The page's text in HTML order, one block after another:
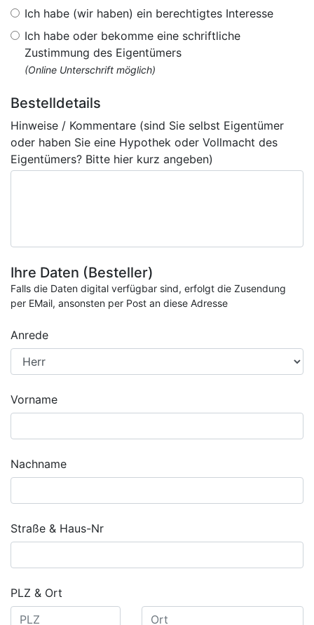
Ich habe (wir haben) ein berechtigtes Interesse
Ich habe oder bekomme eine schriftliche
Zustimmung des Eigentümers
(Online Unterschrift möglich)
Bestelldetails
Hinweise / Kommentare (sind Sie selbst Eigentümer
oder haben Sie eine Hypothek oder Vollmacht des
Eigentümers? Bitte hier kurz angeben)
Ihre Daten (Besteller)
Falls die Daten digital verfügbar sind, erfolgt die Zusendung
per EMail, ansonsten per Post an diese Adresse
Anrede
Vorname
Nachname
Straße & Haus-Nr
PLZ & Ort